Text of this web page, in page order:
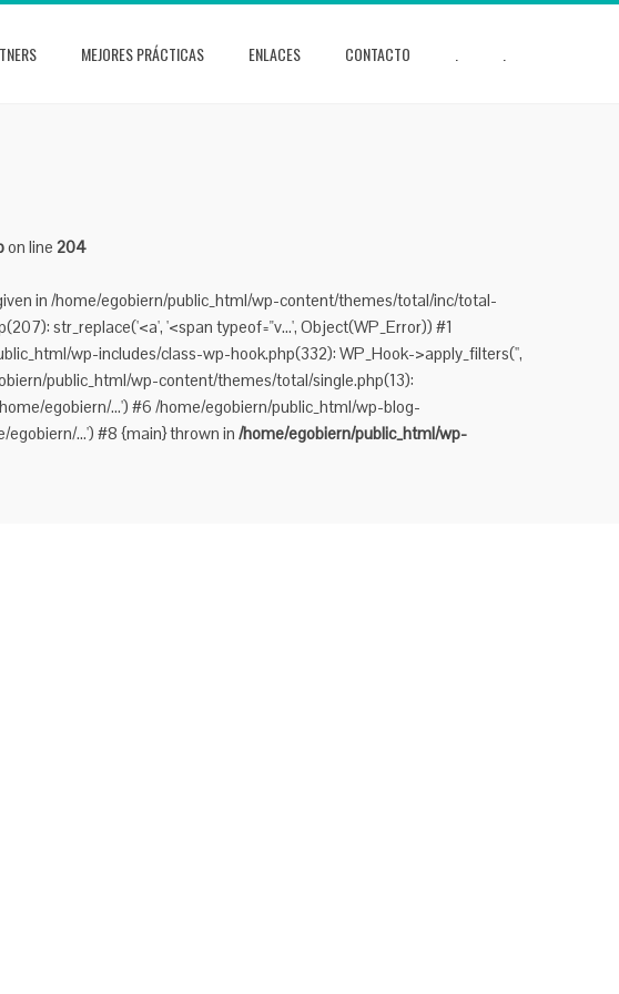
MEJORES PRÁCTICAS ENLACES CONTACTO
on line 204
in /home/egobiern/public_html/wp-content/themes/total/inc/total-
str_replace('<a', '<span typeof="v...', Object(WP_Error)) #1
wp-includes/class-wp-hook.php(332): WP_Hook->apply_filters('',
public_html/wp-content/themes/total/single.php(13):
egobiern/...') #6 /home/egobiern/public_html/wp-blog-
...') #8 {main} thrown in /home/egobiern/public_html/wp-